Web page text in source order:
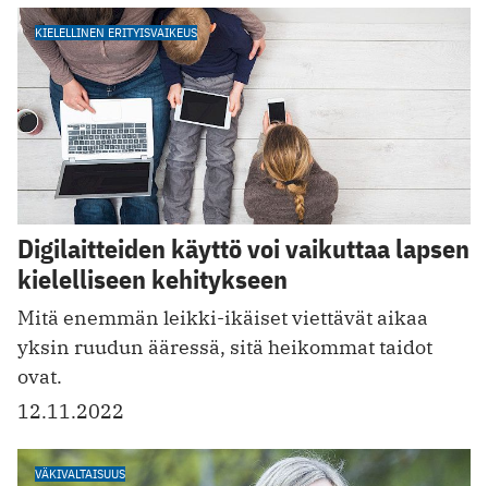
KIELELLINEN ERITYISVAIKEUS
Digilaitteiden käyttö voi vaikuttaa lapsen
kielelliseen kehitykseen
Mitä enemmän leikki-ikäiset viettävät aikaa
yksin ruudun ääressä, sitä heikommat taidot
ovat.
12.11.2022
VÄKIVALTAISUUS